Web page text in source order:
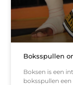
Boksspullen
Boksen is een
boksspullen